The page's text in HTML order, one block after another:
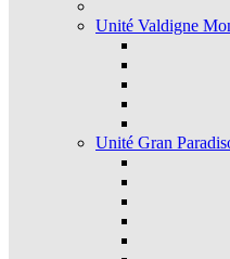
Unité Valdigne
Unité Gran